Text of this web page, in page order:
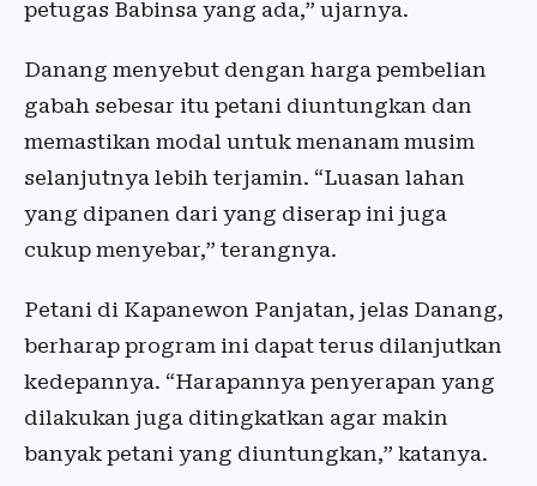
petugas Babinsa yang ada,” ujarnya.
Danang menyebut dengan harga pembelian
gabah sebesar itu petani diuntungkan dan
memastikan modal untuk menanam musim
selanjutnya lebih terjamin. “Luasan lahan
yang dipanen dari yang diserap ini juga
cukup menyebar,” terangnya.
Petani di Kapanewon Panjatan, jelas Danang,
berharap program ini dapat terus dilanjutkan
kedepannya. “Harapannya penyerapan yang
dilakukan juga ditingkatkan agar makin
banyak petani yang diuntungkan,” katanya.